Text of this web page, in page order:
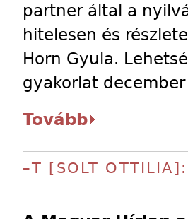
partner által a
hitelesen és
Horn Gyula.
gyakorlat
Tovább
–T [SOLT OTTILIA]: